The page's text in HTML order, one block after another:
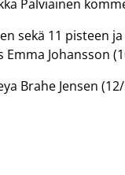
Palviainen
sekä 11 pisteen
Johansson
Brahe Jensen